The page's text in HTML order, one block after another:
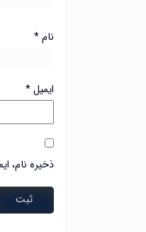
نام*
ایمیل*
ذخیره نام،